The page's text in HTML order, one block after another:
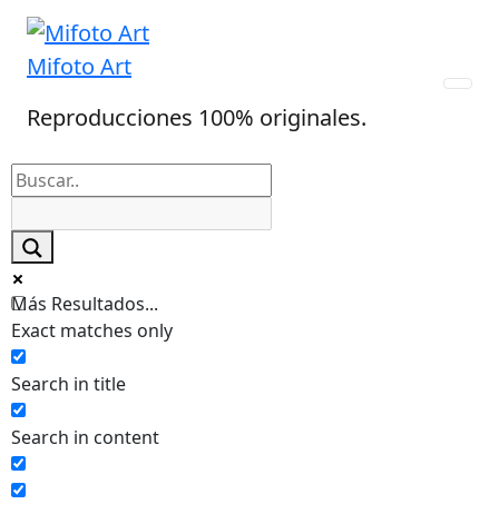
Skip
content
Mifoto Art
Reproducciones 100% originales.
Más Resultados...
Exact matches only
Search in title
Search in content